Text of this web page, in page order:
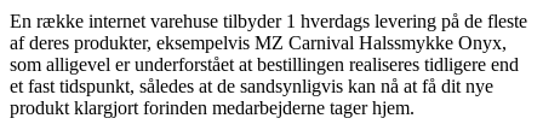
En række internet varehuse tilbyder 1 hverdags levering på de fleste
af deres produkter, eksempelvis MZ Carnival Halssmykke Onyx,
som alligevel er underforstået at bestillingen realiseres tidligere end
et fast tidspunkt, således at de sandsynligvis kan nå at få dit nye
produkt klargjort forinden medarbejderne tager hjem.